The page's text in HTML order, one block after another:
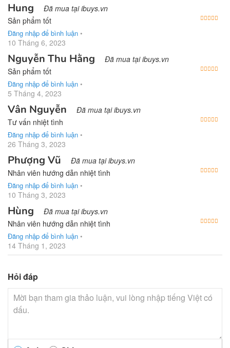
Hung Đã mua tại ibuys.vn
Sản phẩm tốt
Đăng nhập để bình luận •
10 Tháng 6, 2023
Nguyễn Thu Hằng Đã mua tại ibuys.vn
Sản phẩm tốt
Đăng nhập để bình luận •
5 Tháng 4, 2023
Vân Nguyễn Đã mua tại ibuys.vn
Tư vấn nhiệt tình
Đăng nhập để bình luận •
26 Tháng 3, 2023
Phượng Vũ Đã mua tại ibuys.vn
Nhân viên hướng dẫn nhiệt tình
Đăng nhập để bình luận •
10 Tháng 3, 2023
Hùng Đã mua tại ibuys.vn
Nhân viên hướng dẫn nhiệt tình
Đăng nhập để bình luận •
14 Tháng 1, 2023
Hỏi đáp